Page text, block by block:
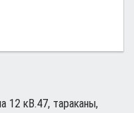
12 кВ.47, тараканы,